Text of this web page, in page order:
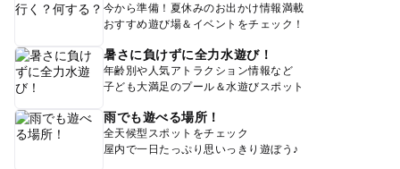
今から準備！夏休みのお出かけ情報満載
おすすめ遊び場＆イベントをチェック！
暑さに負けずに全力水遊び！
年齢別や人気アトラクション情報など
子ども大満足のプール＆水遊びスポット
雨でも遊べる場所！
全天候型スポットをチェック
屋内で一日たっぷり思いっきり遊ぼう♪